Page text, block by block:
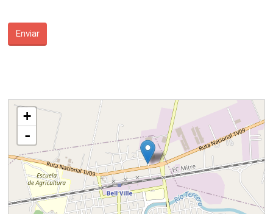
cargando mapa - por favor, espere...
+
-